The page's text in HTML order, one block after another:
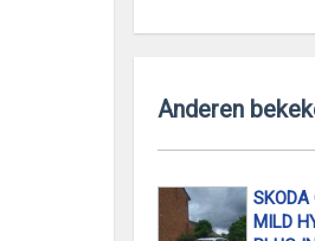
Anderen
SKODA
MILD